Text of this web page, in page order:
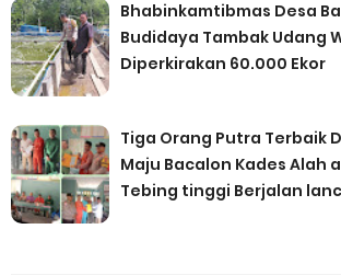
Bhabinkamtibmas Desa
Budidaya Tambak Udang
Diperkirakan 60.000 Ekor
Tiga Orang Putra Terbaik
Maju Bacalon Kades Alah
Tebing tinggi Berjalan